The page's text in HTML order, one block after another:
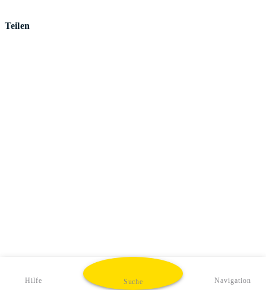
Teilen
Hilfe Suche Navigation